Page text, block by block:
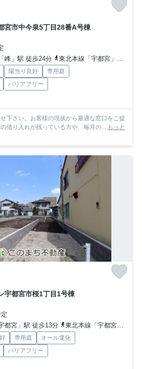
宮市中今泉5丁目28番A号棟
峰」駅 徒歩24分
東北本線「宇都宮」駅 徒歩33分
陽当り良好
専用庭
バリアフリー
下さい。お客様の現状から最適な窓口をご提
借り入れが残っている方や、毎月の... もっと
宇都宮市桜1丁目1号棟
都宮」駅 徒歩13分
東北本線「宇都宮」駅 徒歩34分
専用庭
オール電化
バリアフリー